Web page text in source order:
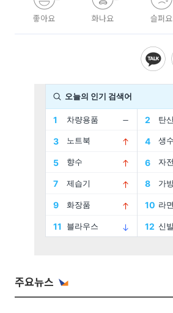
좋아요 화나요 슬퍼요
주요뉴스